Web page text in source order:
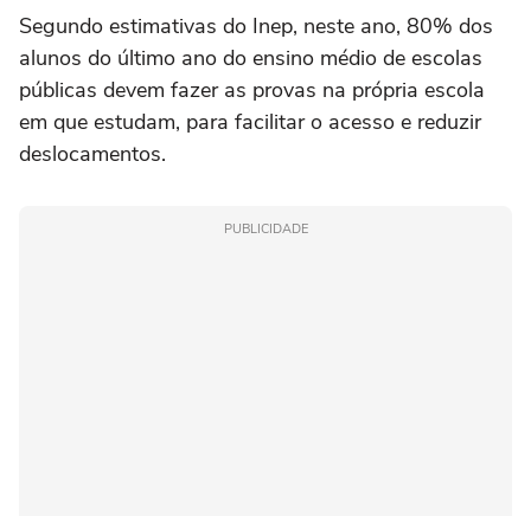
Segundo estimativas do Inep, neste ano, 80% dos
alunos do último ano do ensino médio de escolas
públicas devem fazer as provas na própria escola
em que estudam, para facilitar o acesso e reduzir
deslocamentos.
PUBLICIDADE